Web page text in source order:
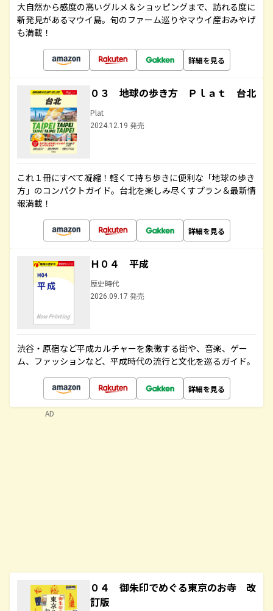
大自然から感度の高いグルメ＆ショッピングまで、訪れる度に
新発見があるマウイ島。旬のファーム巡りやマウイ産おみやげ
も満載！
詳細を見る
０３ 地球の歩き方 Ｐｌａｔ 台北
Plat
2024.12.19 発売
これ１冊にすべて凝縮！軽くて持ち歩きに便利な「地球の歩き
方」のコンパクトガイド。台北を楽しみ尽くすプラン＆最新情
報満載！
詳細を見る
Ｈ０４ 平成
歴史時代
2026.09.17 発売
渋谷・原宿など平成カルチャーを象徴する街や、音楽、ゲー
ム、ファッションなど、平成時代の流行と文化を巡るガイド。
詳細を見る
０４ 御朱印でめぐる東京のお寺 改
訂版
AD